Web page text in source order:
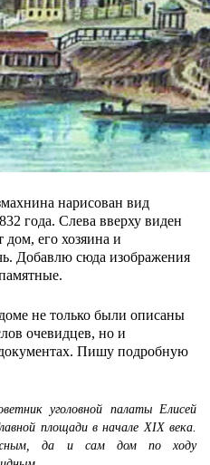
нарисован вид
года. Слева вверху виден
его хозяина и
Добавлю сюда изображения
не только были описаны
очевидцев, но и
Пишу подробную
уголовной палаты Елисей
площади в начале XIX века.
да и сам дом по ходу